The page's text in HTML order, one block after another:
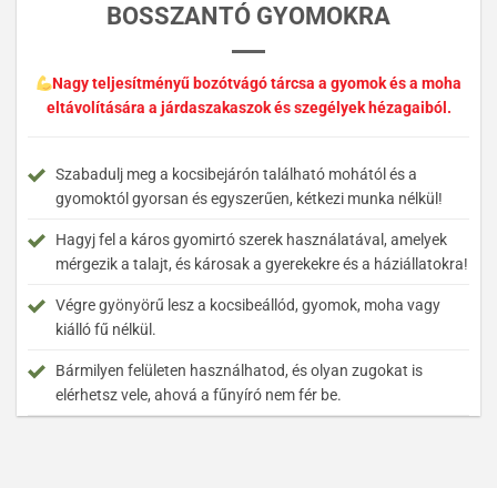
BOSSZANTÓ GYOMOKRA
Nagy teljesítményű bozótvágó tárcsa a gyomok és a moha
eltávolítására a járdaszakaszok és szegélyek hézagaiból.
Szabadulj meg a kocsibejárón található mohától és a
gyomoktól gyorsan és egyszerűen, kétkezi munka nélkül!
Hagyj fel a káros gyomirtó szerek használatával, amelyek
mérgezik a talajt, és károsak a gyerekekre és a háziállatokra!
Végre gyönyörű lesz a kocsibeállód, gyomok, moha vagy
kiálló fű nélkül.
Bármilyen felületen használhatod, és olyan zugokat is
elérhetsz vele, ahová a fűnyíró nem fér be.